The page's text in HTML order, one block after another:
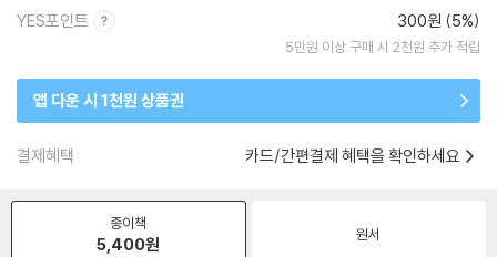
YES포인트 300원 (5%)
5만원 이상 구매 시 2천원 추가 적립
앱 다운 시 1천원 상품권
결제혜택 카드/간편결제 혜택을 확인하세요
종이책
5,400원 원서